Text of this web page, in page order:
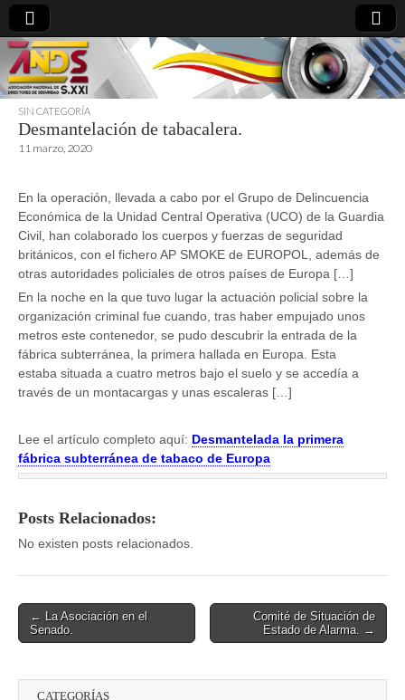
directoresdeseguridad.es
SIN CATEGORÍA
Desmantelación de tabacalera.
11 marzo, 2020
En la operación, llevada a cabo por el Grupo de Delincuencia
Económica de la Unidad Central Operativa (UCO) de la Guardia
Civil, han colaborado los cuerpos y fuerzas de seguridad
británicos, con el fichero AP SMOKE de EUROPOL, además de
otras autoridades policiales de otros países de Europa […]
En la noche en la que tuvo lugar la actuación policial sobre la
organización criminal fue cuando, tras haber empujado unos
metros este contenedor, se pudo descubrir la entrada de la
fábrica subterránea, la primera hallada en Europa. Esta
estaba situada a cuatro metros bajo el suelo y se accedía a
través de un montacargas y unas escaleras […]
Lee el artículo completo aquí: Desmantelada la primera
fábrica subterránea de tabaco de Europa
Posts Relacionados:
No existen posts relacionados.
Post
navigation
← La Asociación en el
Senado.
Comité de Situación de
Estado de Alarma. →
CATEGORÍAS